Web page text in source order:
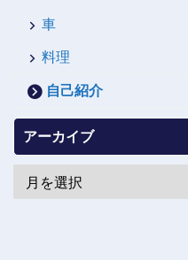
車
料理
自己紹介
アーカイブ